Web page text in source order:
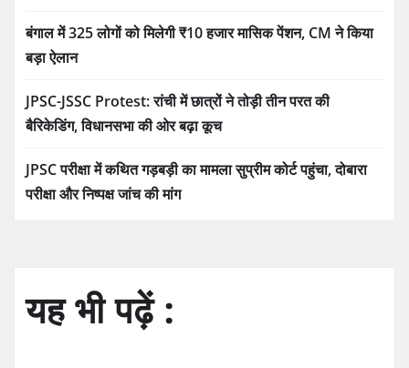
बंगाल में 325 लोगों को मिलेगी ₹10 हजार मासिक पेंशन, CM ने किया
बड़ा ऐलान
JPSC-JSSC Protest: रांची में छात्रों ने तोड़ी तीन परत की
बैरिकेडिंग, विधानसभा की ओर बढ़ा कूच
JPSC परीक्षा में कथित गड़बड़ी का मामला सुप्रीम कोर्ट पहुंचा, दोबारा
परीक्षा और निष्पक्ष जांच की मांग
यह भी पढ़ें :